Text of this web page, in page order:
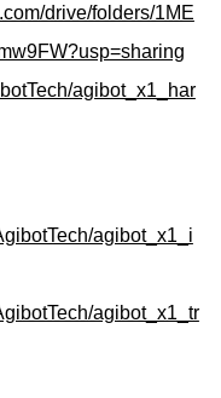
drive/folders/1ME
agibot_x1_har
agibot_x1_i
agibot_x1_tr